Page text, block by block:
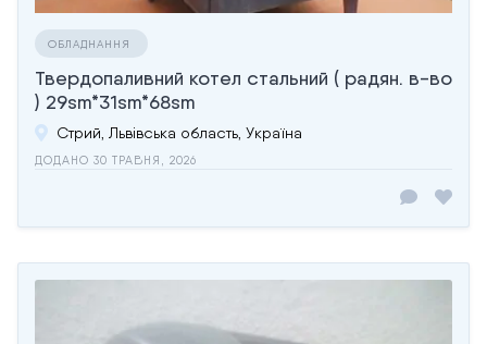
ОБЛАДНАННЯ
Твердопаливний котел стальний ( радян. в-во
) 29sm*31sm*68sm
Стрий, Львівська область, Україна
ДОДАНО 30 ТРАВНЯ, 2026